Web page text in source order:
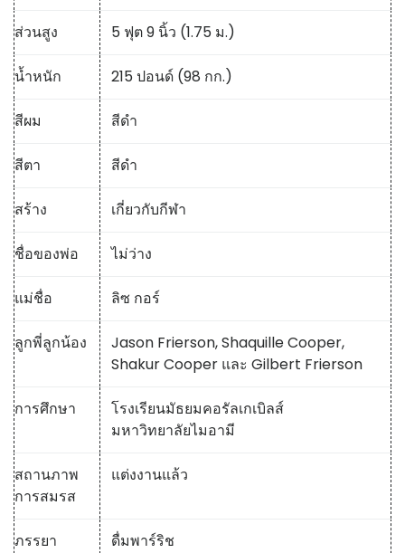
ส่วนสูง 5 ฟุต 9 นิ้ว (1.75 ม.)
น้ำหนัก 215 ปอนด์ (98 กก.)
สีผม สีดำ
สีตา สีดำ
สร้าง เกี่ยวกับกีฬา
ชื่อของพ่อ ไม่ว่าง
แม่ชื่อ ลิซ กอร์
ลูกพี่ลูกน้อง
Jason Frierson, Shaquille Cooper,
Shakur Cooper และ Gilbert Frierson
การศึกษา
โรงเรียนมัธยมคอรัลเกเบิลส์
มหาวิทยาลัยไมอามี
สถานภาพ
การสมรส
แต่งงานแล้ว
ภรรยา ดื่มพาร์ริช